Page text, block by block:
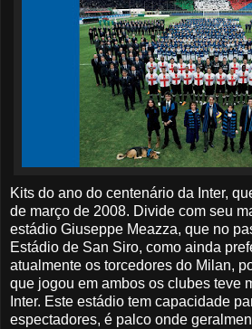
Kits do ano do centenário da Inter,
de março de 2008. Divide com seu
estádio Giuseppe Meazza, que no
Estádio de San Siro, como ainda
atualmente os torcedores do Milan,
que jogou em ambos os clubes teve
Inter. Este estádio tem capacidade
espectadores, é palco onde